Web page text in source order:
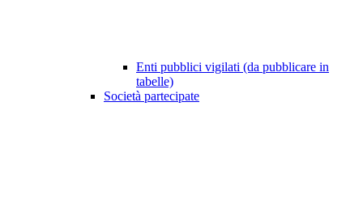
Enti pubblici vigilati (da pubblicare in
tabelle)
Società partecipate